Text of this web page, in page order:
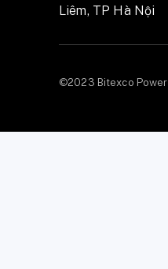
Liêm, TP Hà Nội
©2023 Bitexco Power